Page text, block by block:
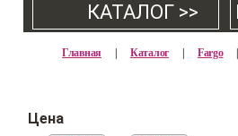
КАТАЛОГ >>
Главная Каталог Fargo
Цена